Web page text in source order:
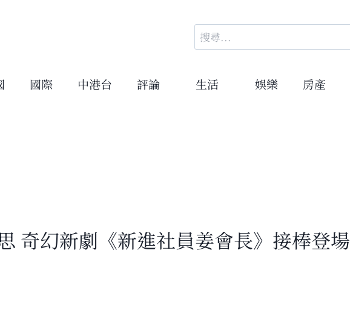
搜
尋
鍵
國際 中港台 評論 生活 娛樂 房產
奇幻新劇《新進社員姜會長》接棒登場